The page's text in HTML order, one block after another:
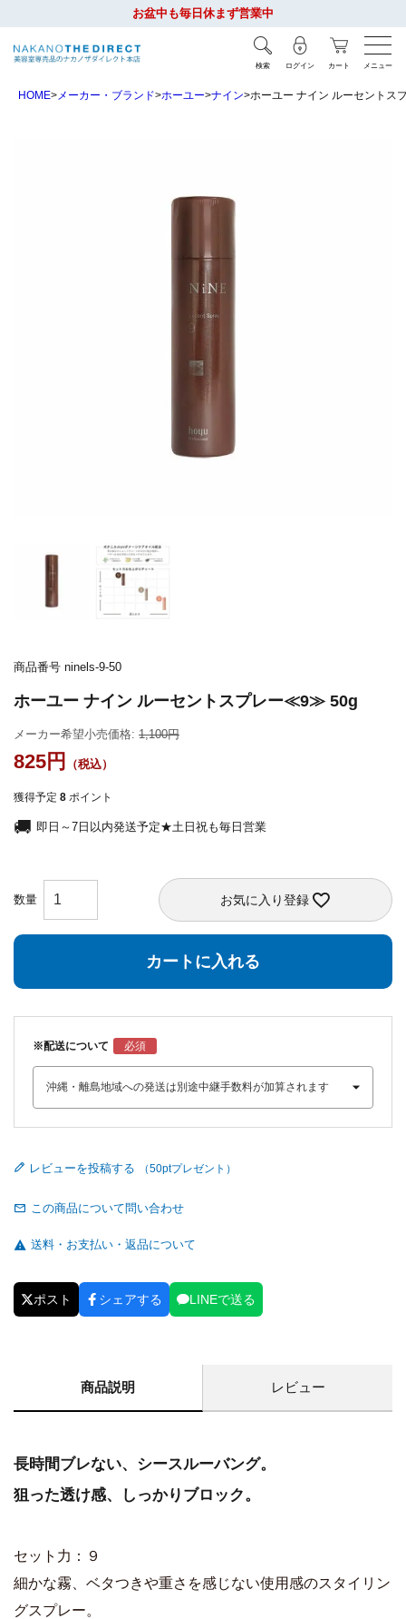
お盆中も毎日休まず営業中
検索 ログイン カート メニュー
HOME メーカー・ブランド ホーユー ナイン ホーユー ナイン ルーセント
商品番号 ninels-9-50
ホーユー ナイン ルーセントスプレー≪9≫ 50g
メーカー希望小売価格: 1,100
825
獲得予定 8 ポイント
即日～7日以内発送予定★土日祝も毎日営業
お気に入り登録
カートに入れる
※配送について
レビューを投稿する
この商品について問い合わせ
送料・お支払い・返品について
ポスト シェアする LINEで送る
商品説明 レビュー
長時間ブレない、シースルーバング。
狙った透け感、しっかりブロック。
セット力：９
細かな霧、ベタつきや重さを感じない使用感のスタイリン
グスプレー。